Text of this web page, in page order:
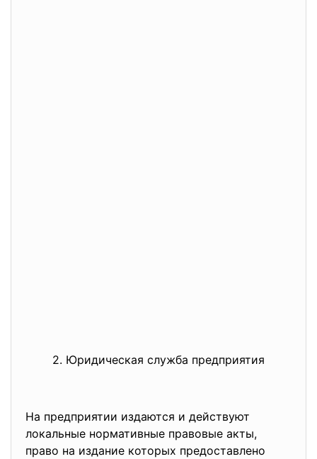
2. Юридическая служба предприятия
На предприятии издаются и действуют
локальные нормативные правовые акты,
право на издание которых предоставлено